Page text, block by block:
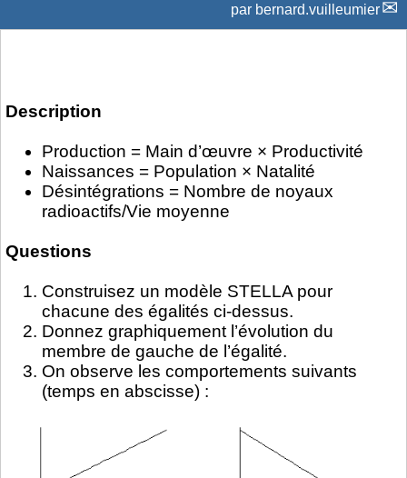
par bernard.vuilleumier
Description
Production = Main d’œuvre × Productivité
Naissances = Population × Natalité
Désintégrations = Nombre de noyaux
radioactifs/Vie moyenne
Questions
Construisez un modèle STELLA pour
chacune des égalités ci-dessus.
Donnez graphiquement l’évolution du
membre de gauche de l’égalité.
On observe les comportements suivants
(temps en abscisse) :